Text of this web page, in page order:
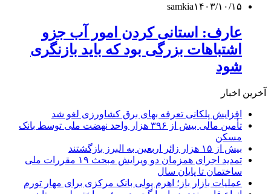
samkia۱۴۰۳/۱۰/۱۵
عارف: استانی کردن امور آب جزو
اشتباهات بزرگی بود که باید بازنگری
شود
آخرین اخبار
افزایش پلکانی تعرفه بهای برق کشاورزی لغو شد
تأمین مالی بیش از ۳۹۶ هزار واحد نهضت ملی توسط بانک
مسکن
بیش از ۱۵ هزار زائر اربعین به البرز بازگشتند
تمدید اجرای همزمان دو ویرایش مبحث ۱۹ مقررات ملی
ساختمان تا پایان سال
عملیات بازار باز؛ اهرم پولی بانک مرکزی برای مهار تورم